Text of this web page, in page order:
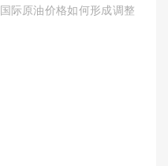
资成功
国际原油价格如何形成调整